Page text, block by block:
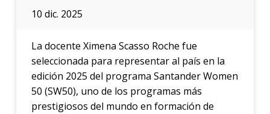
10 dic. 2025
La docente Ximena Scasso Roche fue
seleccionada para representar al país en la
edición 2025 del programa Santander Women
50 (SW50), uno de los programas más
prestigiosos del mundo en formación de